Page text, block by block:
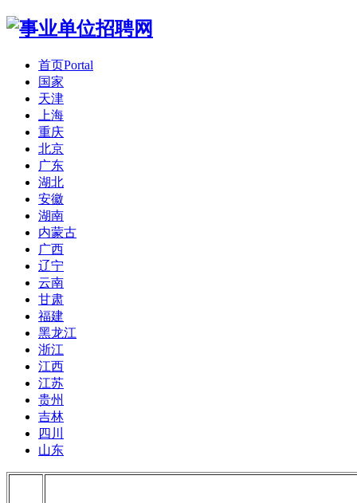
首页Portal
国家
天津
上海
重庆
北京
广东
湖北
安徽
湖南
内蒙古
广西
辽宁
云南
甘肃
福建
黑龙江
浙江
江西
江苏
贵州
吉林
四川
山东